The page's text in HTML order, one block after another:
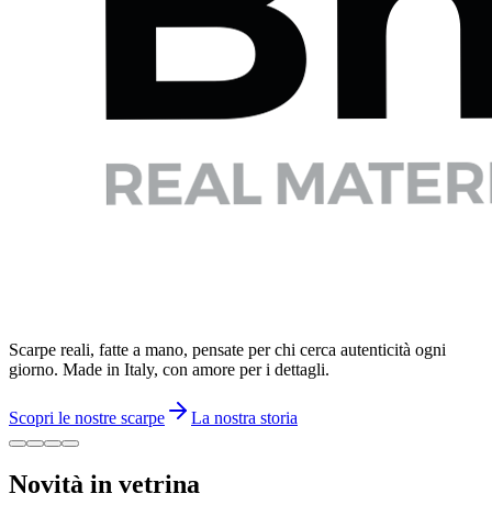
Scarpe reali, fatte a mano, pensate per chi cerca autenticità ogni
giorno. Made in Italy, con amore per i dettagli.
Scopri le nostre scarpe La nostra storia
Novità in vetrina